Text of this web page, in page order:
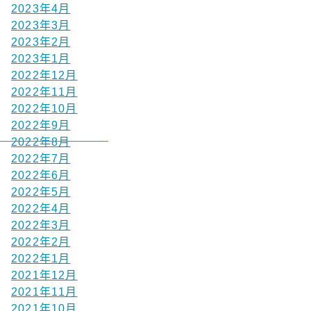
2023年4月
2023年3月
2023年2月
2023年1月
2022年12月
2022年11月
2022年10月
2022年9月
2022年8月
2022年7月
2022年6月
2022年5月
2022年4月
2022年3月
2022年2月
2022年1月
2021年12月
2021年11月
2021年10月